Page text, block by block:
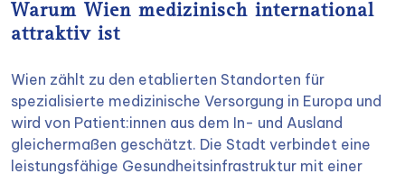
Warum Wien medizinisch international
attraktiv ist
Wien zählt zu den etablierten Standorten für
spezialisierte medizinische Versorgung in Europa und
wird von Patient:innen aus dem In- und Ausland
gleichermaßen geschätzt. Die Stadt verbindet eine
leistungsfähige Gesundheitsinfrastruktur mit einer